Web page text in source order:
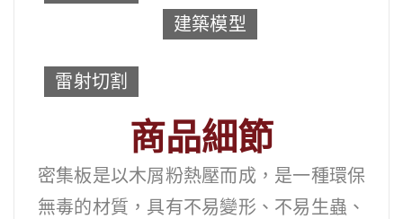
建築模型
雷射切割
商品細節
密集板是以木屑粉熱壓而成，是一種環保
無毒的材質，具有不易變形、不易生蟲、